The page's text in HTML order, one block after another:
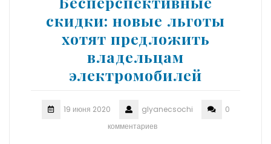
скидки: новые льготы
хотят предложить
владельцам
электромобилей
19 июня 2020 glyanecsochi
0
комментариев